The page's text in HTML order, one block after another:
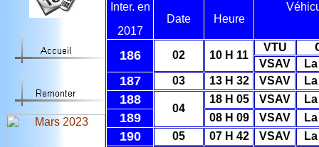
Inter. en
2017
Date Heure
186 02 10 H 11
VTU
VSAV
187 03 13 H 32 VSAV
188
04
18 H 05 VSAV
189 08 H 09 VSAV
190 05 07 H 42 VSAV